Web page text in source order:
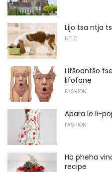
Lijo tsa ntja
NTLO
Litšoantšo
lifofane
FASHION
Apara le li-
FASHION
Ho pheha
recipe